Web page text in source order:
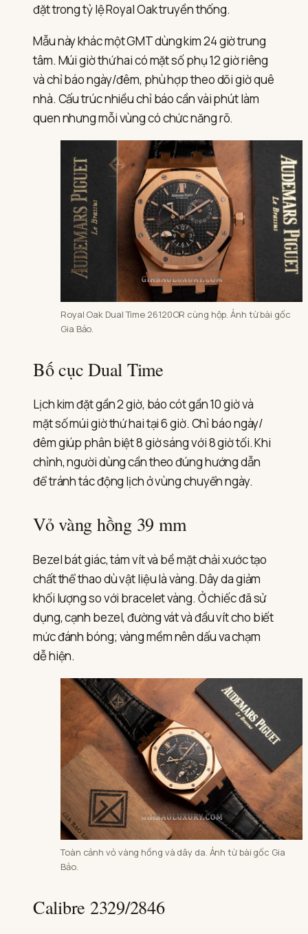
đặt trong tỷ lệ Royal Oak truyền thống.
Mẫu này khác một GMT dùng kim 24 giờ trung
tâm. Múi giờ thứ hai có mặt số phụ 12 giờ riêng
và chỉ báo ngày/đêm, phù hợp theo dõi giờ quê
nhà. Cấu trúc nhiều chỉ báo cần vài phút làm
quen nhưng mỗi vùng có chức năng rõ.
Royal Oak Dual Time 26120OR cùng hộp. Ảnh từ bài gốc
Gia Bảo.
Bố cục Dual Time
Lịch kim đặt gần 2 giờ, báo cót gần 10 giờ và
mặt số múi giờ thứ hai tại 6 giờ. Chỉ báo ngày/
đêm giúp phân biệt 8 giờ sáng với 8 giờ tối. Khi
chỉnh, người dùng cần theo đúng hướng dẫn
để tránh tác động lịch ở vùng chuyển ngày.
Vỏ vàng hồng 39 mm
Bezel bát giác, tám vít và bề mặt chải xước tạo
chất thể thao dù vật liệu là vàng. Dây da giảm
khối lượng so với bracelet vàng. Ở chiếc đã sử
dụng, cạnh bezel, đường vát và đầu vít cho biết
mức đánh bóng; vàng mềm nên dấu va chạm
dễ hiện.
Toàn cảnh vỏ vàng hồng và dây da. Ảnh từ bài gốc Gia
Bảo.
Calibre 2329/2846